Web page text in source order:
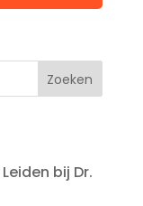
Zoeken
bij Dr.